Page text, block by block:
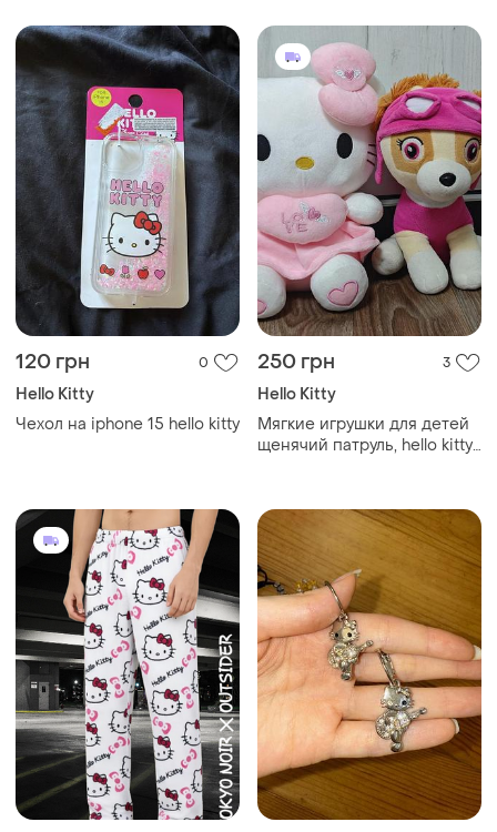
120 грн 0
Hello Kitty
Чехол на iphone 15 hello kitty
250 грн 3
Hello Kitty
Мягкие игрушки для детей
щенячий патруль, hello kitty,
бык